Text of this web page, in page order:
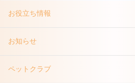
お役立ち情報
お知らせ
ペットクラブ